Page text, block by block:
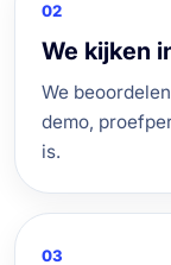
02
We kijken
We
demo,
is.
03